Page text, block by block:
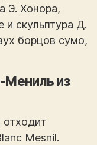
Э. Хонора,
скульптура Д.
борцов сумо,
Мениль из
Mesnil.